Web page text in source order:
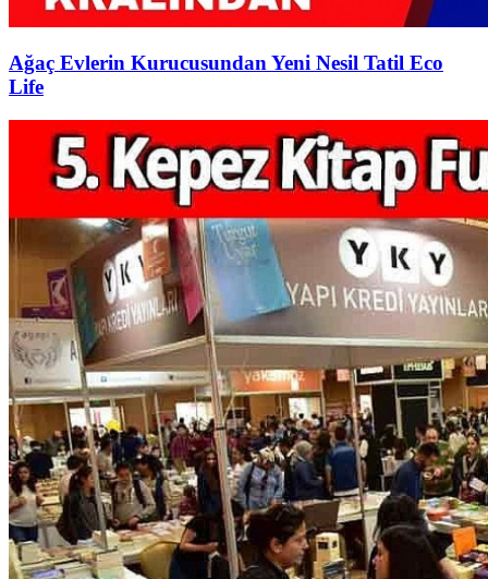
Ağaç Evlerin Kurucusundan Yeni Nesil Tatil Eco
Life